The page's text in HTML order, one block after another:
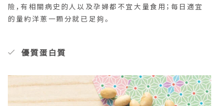
險，有相關病史的人以及孕婦都不宜大量食用；每日適宜
的量約洋蔥一顆分就已足夠。
優質蛋白質